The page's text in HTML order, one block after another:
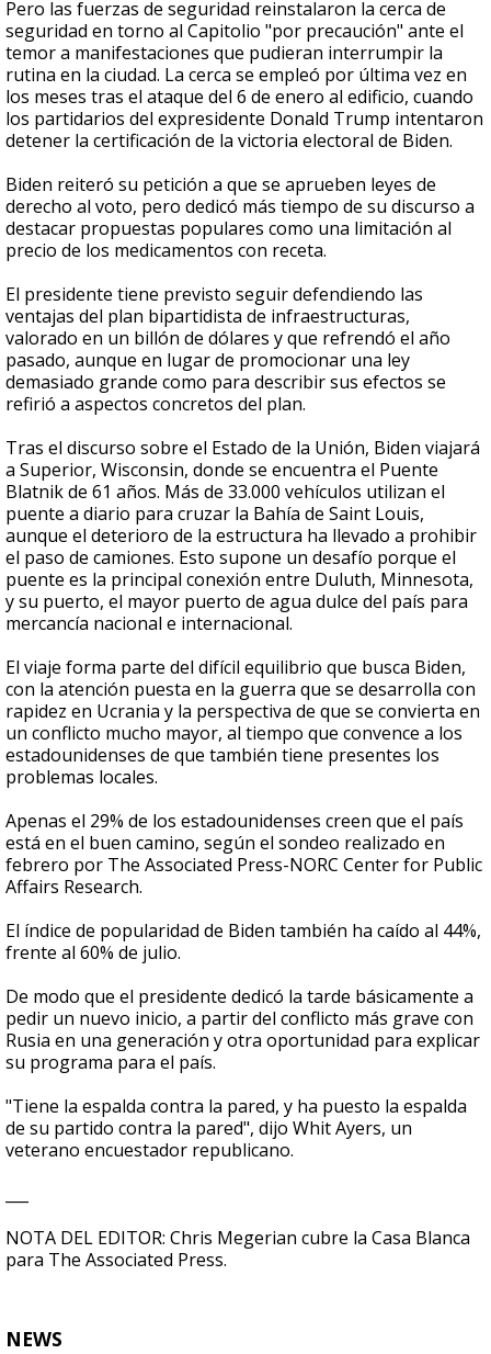
Pero las fuerzas de seguridad reinstalaron la cerca de
seguridad en torno al Capitolio "por precaución" ante el
temor a manifestaciones que pudieran interrumpir la
rutina en la ciudad. La cerca se empleó por última vez en
los meses tras el ataque del 6 de enero al edificio, cuando
los partidarios del expresidente Donald Trump intentaron
detener la certificación de la victoria electoral de Biden.
Biden reiteró su petición a que se aprueben leyes de
derecho al voto, pero dedicó más tiempo de su discurso a
destacar propuestas populares como una limitación al
precio de los medicamentos con receta.
El presidente tiene previsto seguir defendiendo las
ventajas del plan bipartidista de infraestructuras,
valorado en un billón de dólares y que refrendó el año
pasado, aunque en lugar de promocionar una ley
demasiado grande como para describir sus efectos se
refirió a aspectos concretos del plan.
Tras el discurso sobre el Estado de la Unión, Biden viajará
a Superior, Wisconsin, donde se encuentra el Puente
Blatnik de 61 años. Más de 33.000 vehículos utilizan el
puente a diario para cruzar la Bahía de Saint Louis,
aunque el deterioro de la estructura ha llevado a prohibir
el paso de camiones. Esto supone un desafío porque el
puente es la principal conexión entre Duluth, Minnesota,
y su puerto, el mayor puerto de agua dulce del país para
mercancía nacional e internacional.
El viaje forma parte del difícil equilibrio que busca Biden,
con la atención puesta en la guerra que se desarrolla con
rapidez en Ucrania y la perspectiva de que se convierta en
un conflicto mucho mayor, al tiempo que convence a los
estadounidenses de que también tiene presentes los
problemas locales.
Apenas el 29% de los estadounidenses creen que el país
está en el buen camino, según el sondeo realizado en
febrero por The Associated Press-NORC Center for Public
Affairs Research.
El índice de popularidad de Biden también ha caído al 44%,
frente al 60% de julio.
De modo que el presidente dedicó la tarde básicamente a
pedir un nuevo inicio, a partir del conflicto más grave con
Rusia en una generación y otra oportunidad para explicar
su programa para el país.
"Tiene la espalda contra la pared, y ha puesto la espalda
de su partido contra la pared", dijo Whit Ayers, un
veterano encuestador republicano.
NOTA DEL EDITOR: Chris Megerian cubre la Casa Blanca
para The Associated Press.
NEWS